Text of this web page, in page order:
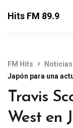
Hits FM 89.9
FM Hits Noticias
Japón para una
Travis
West en